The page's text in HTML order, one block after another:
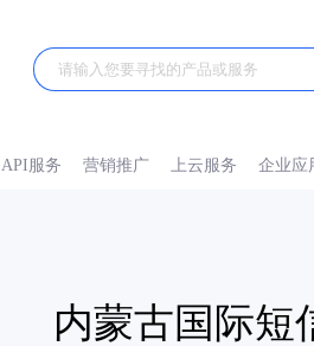
API服务 营销推广 上云服务 企业应
内蒙古国际短